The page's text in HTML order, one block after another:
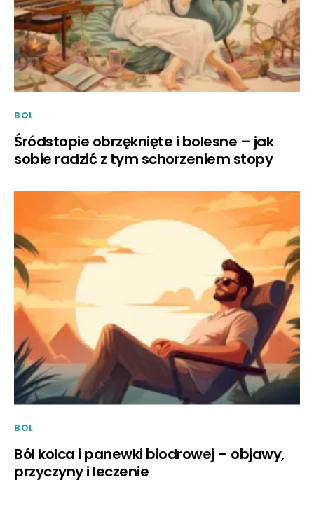
BOL
Śródstopie obrzęknięte i bolesne – jak
sobie radzić z tym schorzeniem stopy
BOL
Ból kolca i panewki biodrowej – objawy,
przyczyny i leczenie